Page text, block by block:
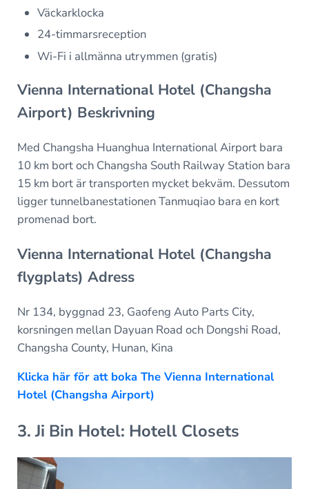
Väckarklocka
24-timmarsreception
Wi-Fi i allmänna utrymmen (gratis)
Vienna International Hotel (Changsha
Airport) Beskrivning
Med Changsha Huanghua International Airport bara
10 km bort och Changsha South Railway Station bara
15 km bort är transporten mycket bekväm. Dessutom
ligger tunnelbanestationen Tanmuqiao bara en kort
promenad bort.
Vienna International Hotel (Changsha
flygplats) Adress
Nr 134, byggnad 23, Gaofeng Auto Parts City,
korsningen mellan Dayuan Road och Dongshi Road,
Changsha County, Hunan, Kina
Klicka här för att boka The Vienna International
Hotel (Changsha Airport)
3. Ji Bin Hotel: Hotell Closets